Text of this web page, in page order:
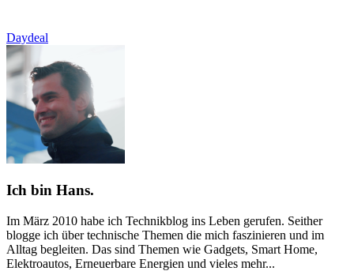
Daydeal
Ich bin Hans.
Im März 2010 habe ich Technikblog ins Leben gerufen. Seither
blogge ich über technische Themen die mich faszinieren und im
Alltag begleiten. Das sind Themen wie Gadgets, Smart Home,
Elektroautos, Erneuerbare Energien und vieles mehr...